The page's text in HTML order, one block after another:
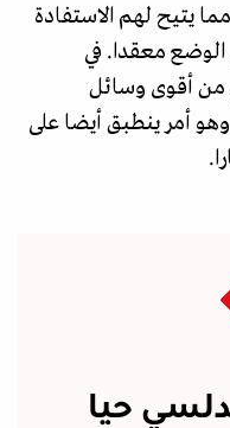
يتيح لهم الاستفادة
الوضع معقدا. في
من أقوى وسائل
أمر ينطبق أيضا على
حيا